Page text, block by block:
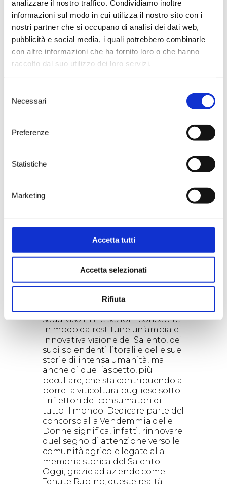
analizzare il nostro traffico. Condividiamo inoltre
informazioni sul modo in cui utilizza il nostro sito con i
nostri partner che si occupano di analisi dei dati web,
pubblicità e social media, i quali potrebbero combinarle
con altre informazioni che ha fornito loro o che hanno
raccolto dal suo utilizzo dei loro servizi.
delNecessari
Preferenze
Statistiche
Marketing
Accetta tutti
Accetta selezionati
Rifiuta
Un fattore, antropologico e
culturale, che concorre insieme al
territorio e alle varietà autoctone
a determinare le qualità dei vini di
un’area d’eccellenza enologica
del Mezzogiorno. Vogliamo
consentire agli enoturisti, ai wine
lovers ed anche ai fotoamatori –
modo partecipe alla raccolta dei
grappoli di Susumaniello, fare in
grande passione, ma anche la
delicato rito che è la vendemmia”.
Il concorso fotografico Salento
Photography Tellers si svolge
interamente on-line, attraverso il
sito web tenuterubino.com. E’
suddiviso in tre sezioni concepite
in modo da restituire un’ampia e
innovativa visione del Salento, dei
suoi splendenti litorali e delle sue
storie di intensa umanità, ma
anche di quell’aspetto, più
peculiare, che sta contribuendo a
porre la viticoltura pugliese sotto
i riflettori dei consumatori di
tutto il mondo. Dedicare parte del
concorso alla Vendemmia delle
Donne significa, infatti, rinnovare
quel segno di attenzione verso le
comunità agricole legate alla
memoria storica del Salento.
Oggi, grazie ad aziende come
Tenute Rubino, queste realtà